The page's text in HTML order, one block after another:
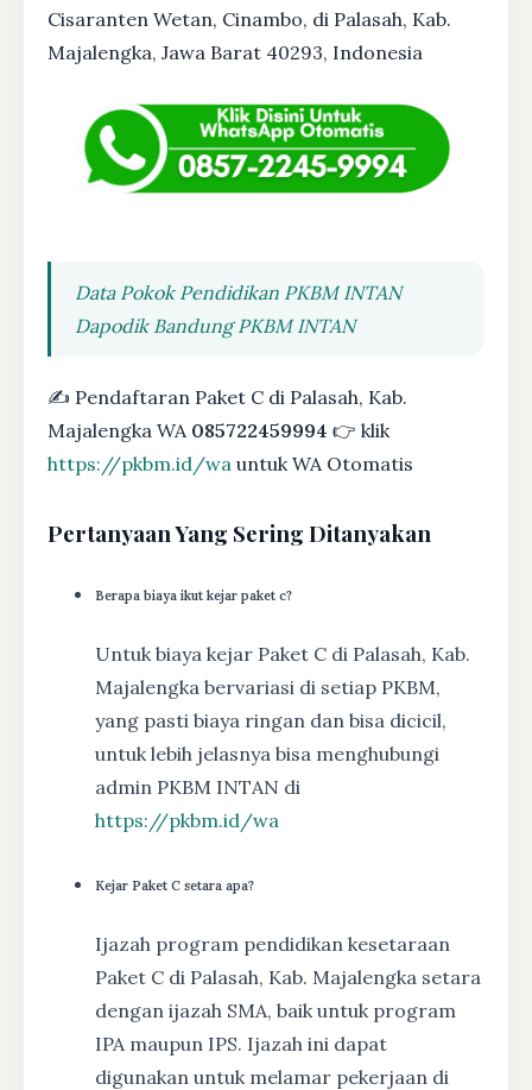
Cisaranten Wetan, Cinambo, di Palasah, Kab.
Majalengka, Jawa Barat 40293, Indonesia
Data Pokok Pendidikan PKBM INTAN
Dapodik Bandung PKBM INTAN
✍ Pendaftaran Paket C di Palasah, Kab.
Majalengka WA 085722459994 👉 klik
https://pkbm.id/wa untuk WA Otomatis
Pertanyaan Yang Sering Ditanyakan
Berapa biaya ikut kejar paket c?
Untuk biaya kejar Paket C di Palasah, Kab.
Majalengka bervariasi di setiap PKBM,
yang pasti biaya ringan dan bisa dicicil,
untuk lebih jelasnya bisa menghubungi
admin PKBM INTAN di
https://pkbm.id/wa
Kejar Paket C setara apa?
Ijazah program pendidikan kesetaraan
Paket C di Palasah, Kab. Majalengka setara
dengan ijazah SMA, baik untuk program
IPA maupun IPS. Ijazah ini dapat
digunakan untuk melamar pekerjaan di